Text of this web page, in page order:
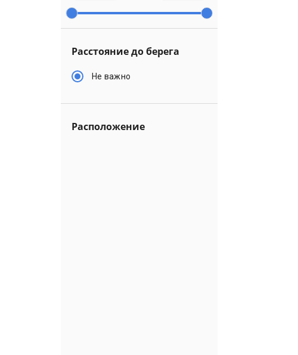
Расстояние до берега
Не важно
Расположение